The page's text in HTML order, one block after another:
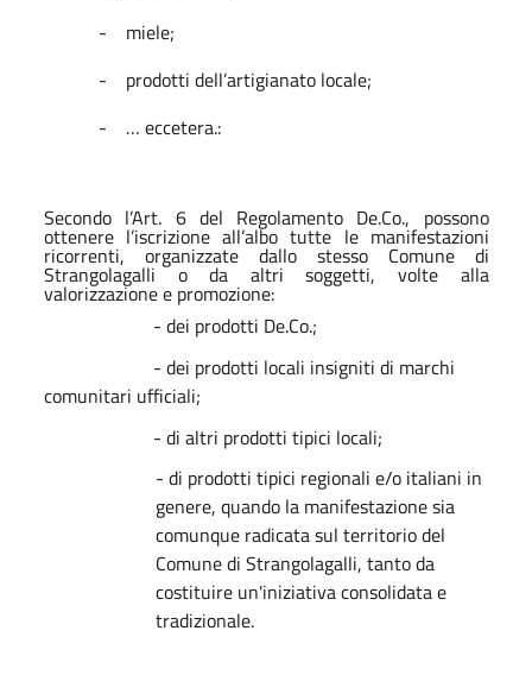
-
miele;
-
prodotti dell’artigianato locale;
-
… eccetera.:
Secondo l’Art. 6 del Regolamento De.Co., possono
ottenere l’iscrizione all’albo tutte le manifestazioni
ricorrenti, organizzate dallo stesso Comune di
Strangolagalli o da altri soggetti, volte alla
valorizzazione e promozione:
- dei prodotti De.Co.;
- dei prodotti locali insigniti di marchi
comunitari ufficiali;
- di altri prodotti tipici locali;
- di prodotti tipici regionali e/o italiani in
genere, quando la manifestazione sia
comunque radicata sul territorio del
Comune di Strangolagalli, tanto da
costituire un'iniziativa consolidata e
tradizionale.